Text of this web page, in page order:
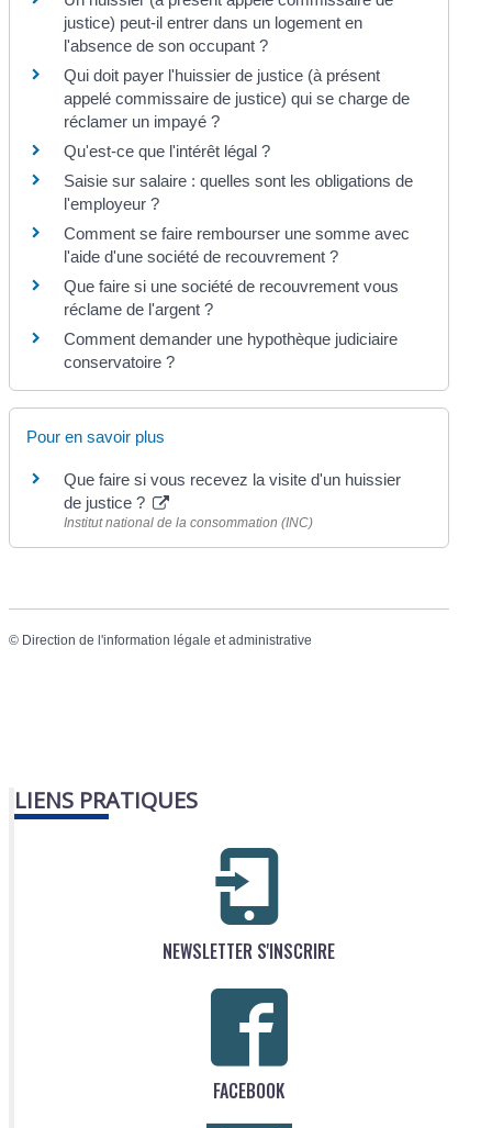
justice) peut-il entrer dans un logement en
l'absence de son occupant ?
Qui doit payer l'huissier de justice (à présent
appelé commissaire de justice) qui se charge de
réclamer un impayé ?
Qu'est-ce que l'intérêt légal ?
Saisie sur salaire : quelles sont les obligations de
l'employeur ?
Comment se faire rembourser une somme avec
l'aide d'une société de recouvrement ?
Que faire si une société de recouvrement vous
réclame de l'argent ?
Comment demander une hypothèque judiciaire
conservatoire ?
Pour en savoir plus
Que faire si vous recevez la visite d'un huissier
de justice ?
Institut national de la consommation (INC)
© Direction de l'information légale et administrative
LIENS PRATIQUES
NEWSLETTER S'INSCRIRE
FACEBOOK